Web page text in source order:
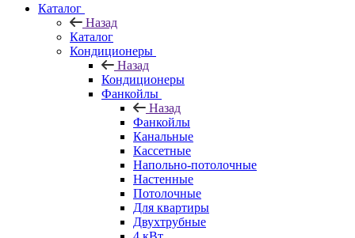
Каталог
Назад
Каталог
Кондиционеры
Назад
Кондиционеры
Фанкойлы
Назад
Фанкойлы
Канальные
Кассетные
Напольно-потолочные
Настенные
Потолочные
Для квартиры
Двухтрубные